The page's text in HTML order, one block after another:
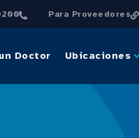
Para Proveedores
Doctor Ubicaciones